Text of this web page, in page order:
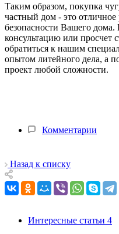
Таким образом, покупка
частный дом - это
безопасности Вашего
консультацию или просчет
обратиться к нашим
опытом литейного дела, а
проект любой сложности.
Комментарии
Назад к списку
Интересные статьи 4